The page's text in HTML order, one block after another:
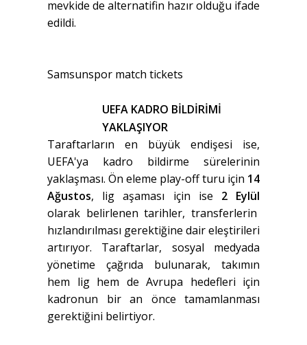
mevkide de alternatifin hazır olduğu ifade
edildi.
Samsunspor match tickets
UEFA KADRO BİLDİRİMİ
YAKLAŞIYOR
Taraftarların en büyük endişesi ise,
UEFA'ya kadro bildirme sürelerinin
yaklaşması. Ön eleme play-off turu için 14
Ağustos, lig aşaması için ise 2 Eylül
olarak belirlenen tarihler, transferlerin
hızlandırılması gerektiğine dair eleştirileri
artırıyor. Taraftarlar, sosyal medyada
yönetime çağrıda bulunarak, takımın
hem lig hem de Avrupa hedefleri için
kadronun bir an önce tamamlanması
gerektiğini belirtiyor.